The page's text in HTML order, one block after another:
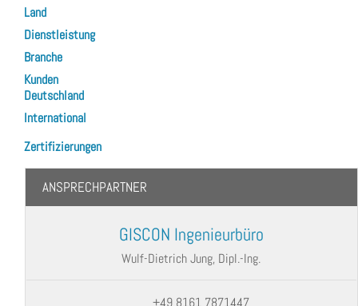
Land
Dienstleistung
Branche
Kunden
Deutschland
International
Zertifizierungen
ANSPRECHPARTNER
GISCON Ingenieurbüro
Wulf-Dietrich Jung, Dipl.-Ing.